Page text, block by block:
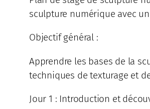
sculpture numérique avec
Objectif général :
Apprendre les bases de la
techniques de texturage et
Jour 1 : Introduction et